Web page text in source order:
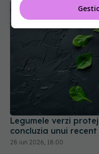
Legumele verzi
concluzia unui
28 iun 2026, 18:00